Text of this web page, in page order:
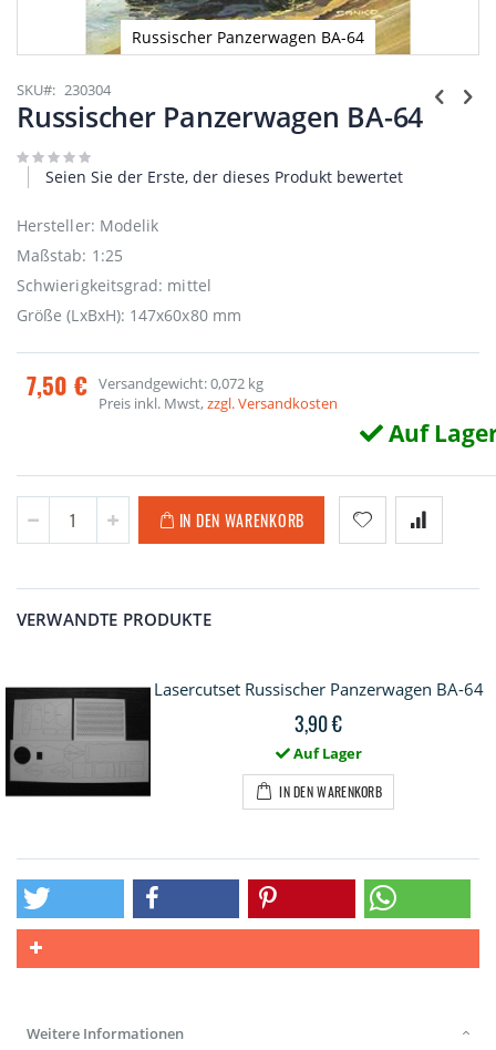
Russischer Panzerwagen BA-64
Anfang
der
Bildgalerie
SKU 230304
Russischer Panzerwagen BA-64
Seien Sie der Erste, der dieses Produkt bewertet
Hersteller: Modelik
Maßstab: 1:25
Schwierigkeitsgrad: mittel
Größe (LxBxH): 147x60x80 mm
7,50 € Versandgewicht: 0,072 kg
Preis inkl. Mwst,zzgl. Versandkosten
Auf
IN DEN WARENKORB
VERWANDTE PRODUKTE
Lasercutset Russischer Panzerwagen BA-64
3,90 €
Auf Lager
IN DEN WARENKORB
Weitere Informationen